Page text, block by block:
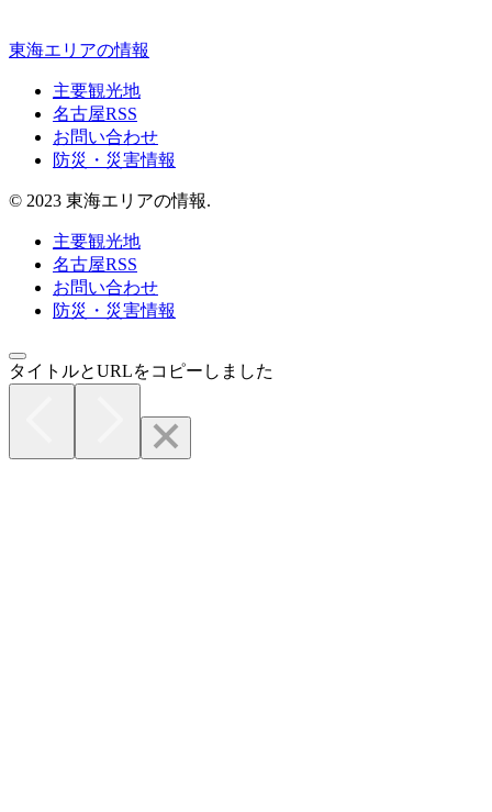
東海エリアの情報
主要観光地
名古屋RSS
お問い合わせ
防災・災害情報
© 2023 東海エリアの情報.
主要観光地
名古屋RSS
お問い合わせ
防災・災害情報
タイトルとURLをコピーしました